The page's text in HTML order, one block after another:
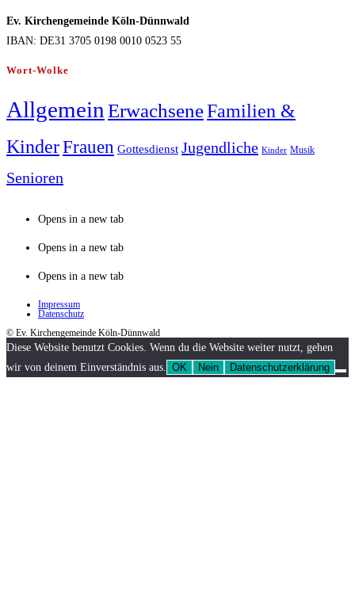
Ev. Kirchengemeinde Köln-Dünnwald
IBAN: DE31 3705 0198 0010 0523 55
Wort-Wolke
Allgemein ErwachseneFamilien &
KinderFrauen Gottesdienst Jugendliche Kinder Musik
Senioren
Opens in a new tab
Opens in a new tab
Opens in a new tab
Impressum
Datenschutz
© Ev. Kirchengemeinde Köln-Dünnwald
Diese Website benutzt Cookies. Wenn du die Website weiter nutzt, gehen
wir von deinem Einverständnis aus. OK Nein Datenschutzerklärung